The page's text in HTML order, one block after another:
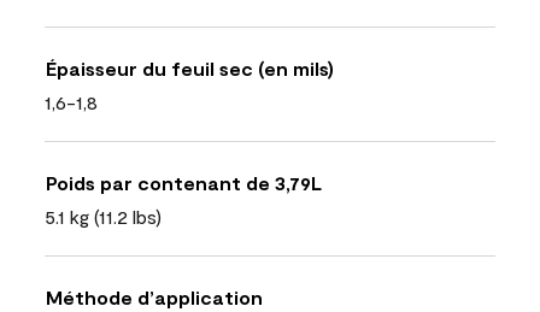
Épaisseur du feuil sec (en mils)
1,6-1,8
Poids par contenant de 3,79L
5.1 kg (11.2 lbs)
Méthode d’application